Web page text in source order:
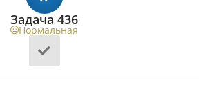
Задача 436
Нормальная